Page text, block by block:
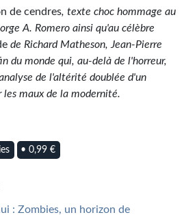
de cendres, texte choc hommage au
A. Romero ainsi qu'au célèbre
de Richard Matheson, Jean-Pierre
du monde qui, au-delà de l'horreur,
de l'altérité doublée d'un
les maux de la modernité.
• 0,99 €
: Zombies, un horizon de